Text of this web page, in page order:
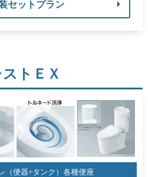
セットプラン
トＥＸ
（便器+タンク）各種便座